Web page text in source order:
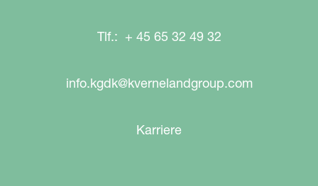
Tlf.: + 45 65 32 49 32
info.kgdk@kvernelandgroup.com
Karriere